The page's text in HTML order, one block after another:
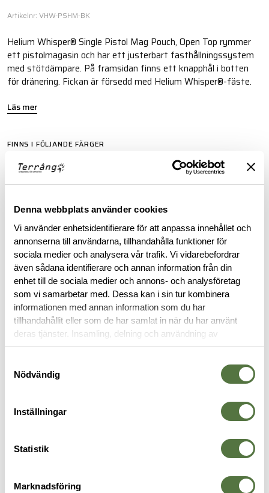
Denna webbplats använder cookies
Vi använder enhetsidentifierare för att anpassa innehållet och
annonserna till användarna, tillhandahålla funktioner för
sociala medier och analysera vår trafik. Vi vidarebefordrar
även sådana identifierare och annan information från din
enhet till de sociala medier och annons- och analysföretag
som vi samarbetar med. Dessa kan i sin tur kombinera
informationen med annan information som du har
tillhandahållit eller som de har samlat in när du har använt
deras tjänster. Insamling, delning och användning av
personuppgifter kan användas för personalisering av
Nödvändig
Inställningar
Statistik
Marknadsföring
Artikelnr: VHW-PSHM-BK
Helium Whisper® Single Pistol Mag Pouch, Open Top rymmer
ett pistolmagasin och har ett justerbart fasthållningssystem
med stötdämpare. På framsidan finns ett knapphål i botten
för dränering. Fickan är försedd med Helium Whisper®-fäste.
Läs mer
FINNS I FÖLJANDE FÄRGER
BESKRIVNING
RECENSIONER
OM VARUMÄRKET
MAGASINFICKOR